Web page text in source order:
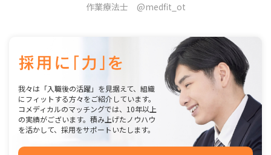
作業療法士 @medfit_ot
我々は「入職後の活躍」を見据えて、組織
にフィットする方々をご紹介しています。
コメディカルのマッチングでは、10年以上
の実績がございます。積み上げたノウハウ
を活かして、採用をサポートいたします。